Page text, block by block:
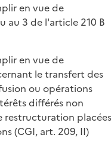
en vue de
au 3 de l'article 210 B
en vue de
le transfert des
ou opérations
différés non
restructuration placées
(CGI, art. 209, II)